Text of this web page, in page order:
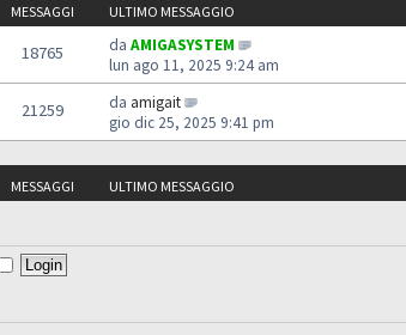
MESSAGGI ULTIMO MESSAGGIO
18765 da AMIGASYSTEM
lun ago 11, 2025 9:24 am
21259 da amigait
gio dic 25, 2025 9:41 pm
MESSAGGI ULTIMO MESSAGGIO